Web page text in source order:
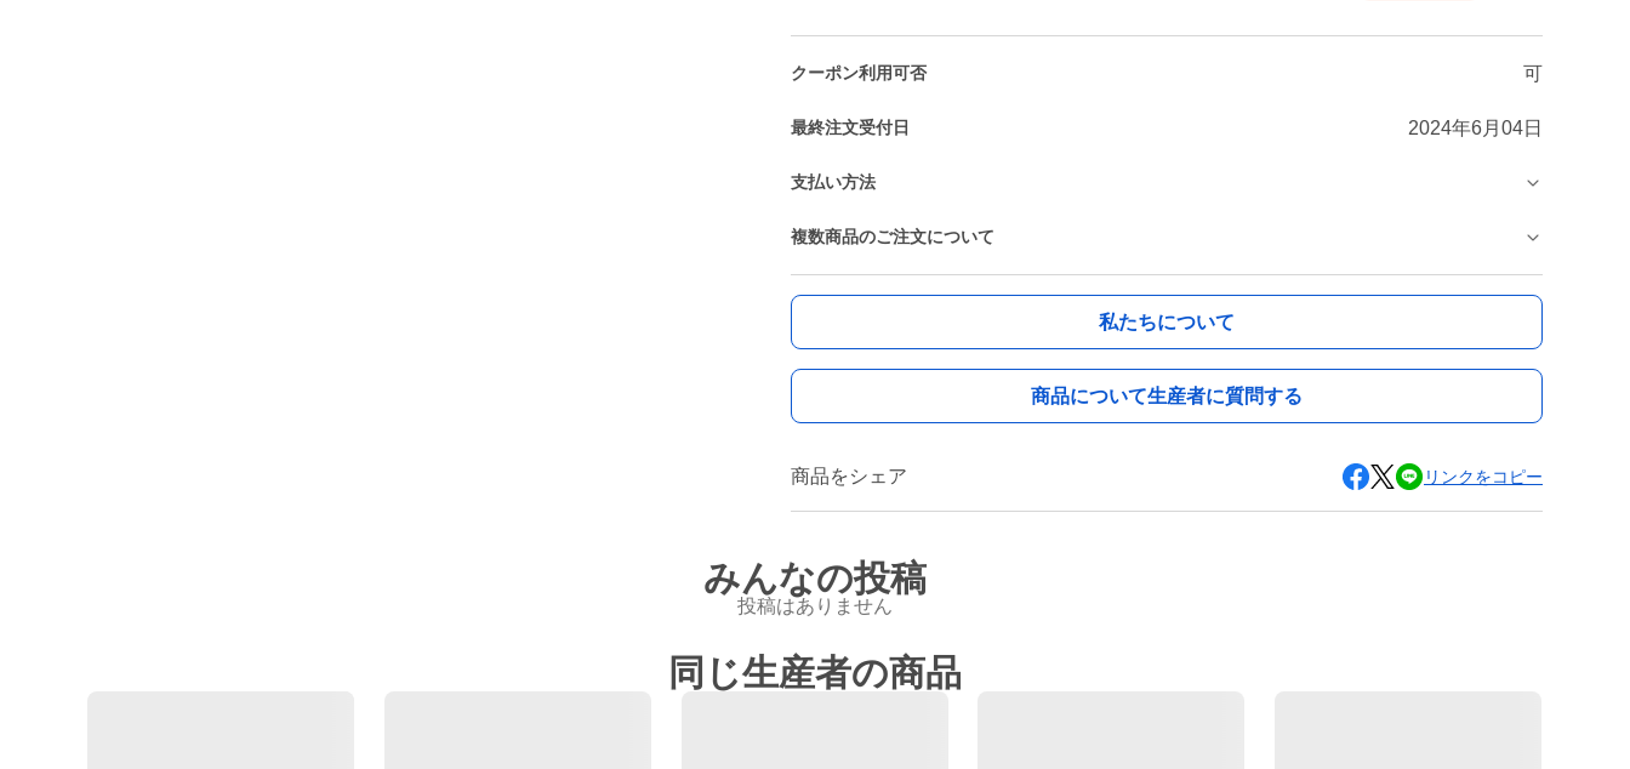
クーポン利用可否 可
最終注文受付日 2024年6月04日
支払い方法
複数商品のご注文について
私たちについて
商品について生産者に質問する
商品をシェア リンクをコピー
みんなの投稿
投稿はありません
同じ生産者の商品